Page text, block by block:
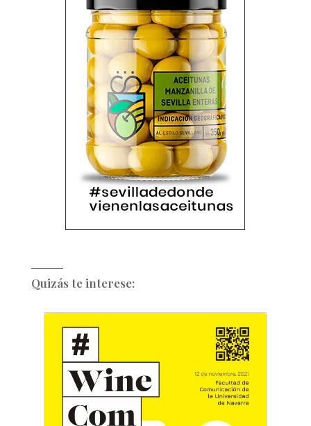
Quizás te interese: